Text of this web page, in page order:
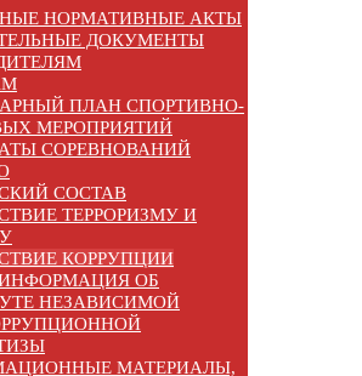
НОРМАТИВНЫЕ АКТЫ
ДОКУМЕНТЫ
ПЛАН СПОРТИВНО-
МЕРОПРИЯТИЙ
СОРЕВНОВАНИЙ
СОСТАВ
ТЕРРОРИЗМУ И
КОРРУПЦИИ
ОБ
НЕЗАВИСИМОЙ
МАТЕРИАЛЫ,